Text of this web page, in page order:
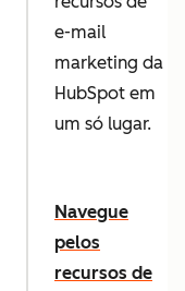
e-mail
marketing da
HubSpot em
um só lugar.
Navegue
pelos
recursos de